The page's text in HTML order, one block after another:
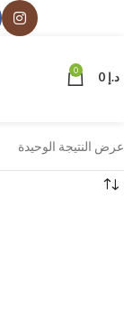
0 د.إ
عرض النتيجة الوحيدة